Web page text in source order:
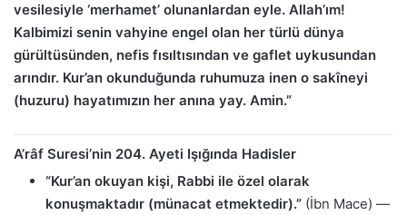
vesilesiyle ‘merhamet’ olunanlardan eyle. Allah’ım!
Kalbimizi senin vahyine engel olan her türlü dünya
gürültüsünden, nefis fısıltısından ve gaflet uykusundan
arındır. Kur’an okunduğunda ruhumuza inen o sakîneyi
(huzuru) hayatımızın her anına yay. Amin.”
A’râf Suresi’nin 204. Ayeti Işığında Hadisler
“Kur’an okuyan kişi, Rabbi ile özel olarak
konuşmaktadır (münacat etmektedir).” (İbn Mace) —